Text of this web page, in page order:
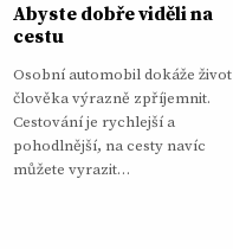
Abyste dobře viděli na
cestu
Osobní automobil dokáže život
člověka výrazně zpříjemnit.
Cestování je rychlejší a
pohodlnější, na cesty navíc
můžete vyrazit…